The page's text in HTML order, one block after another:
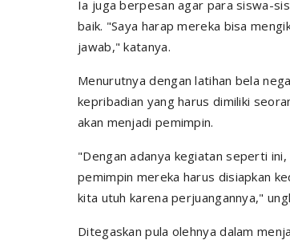
Ia juga berpesan agar para siswa-
baik. "Saya harap mereka bisa
jawab," katanya.
Menurutnya dengan latihan bela
kepribadian yang harus dimiliki
akan menjadi pemimpin.
"Dengan adanya kegiatan seperti
pemimpin mereka harus disiapkan
kita utuh karena perjuangannya,"
Ditegaskan pula olehnya dalam